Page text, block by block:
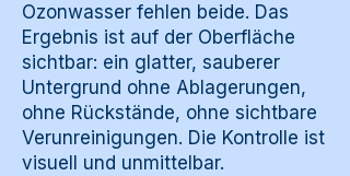
Ozonwasser fehlen beide. Das
Ergebnis ist auf der Oberfläche
sichtbar: ein glatter, sauberer
Untergrund ohne Ablagerungen,
ohne Rückstände, ohne sichtbare
Verunreinigungen. Die Kontrolle ist
visuell und unmittelbar.